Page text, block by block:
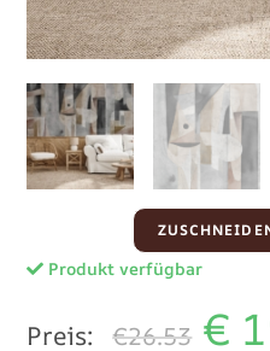
Produkt verfügbar
Preis: €26.53 €